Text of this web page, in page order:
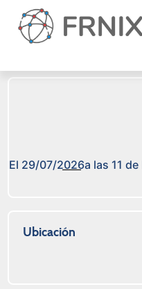
El 29/07/2026a las 11
Ubicación